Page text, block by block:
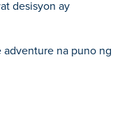
desisyon ay
adventure na puno ng